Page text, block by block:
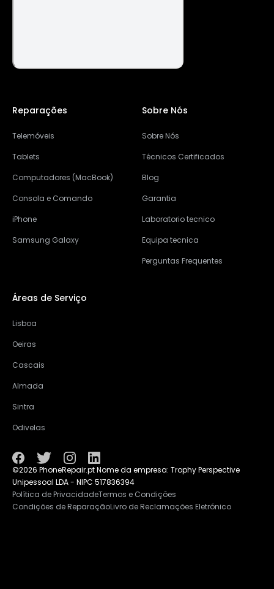
Reparações
Telemóveis
Tablets
Computadores (MacBook)
Consola e Comando
iPhone
Samsung Galaxy
Sobre Nós
Sobre Nós
Técnicos Certificados
Blog
Garantia
Laboratorio tecnico
Equipa tecnica
Perguntas Frequentes
Áreas de Serviço
Lisboa
Oeiras
Cascais
Almada
Sintra
Odivelas
©2026 PhoneRepair.pt Nome da empresa: Trophy Perspective
Unipessoal LDA - NIPC 517836394
Política de PrivacidadeTermos e Condições
Condições de ReparaçãoLivro de Reclamações Eletrónico